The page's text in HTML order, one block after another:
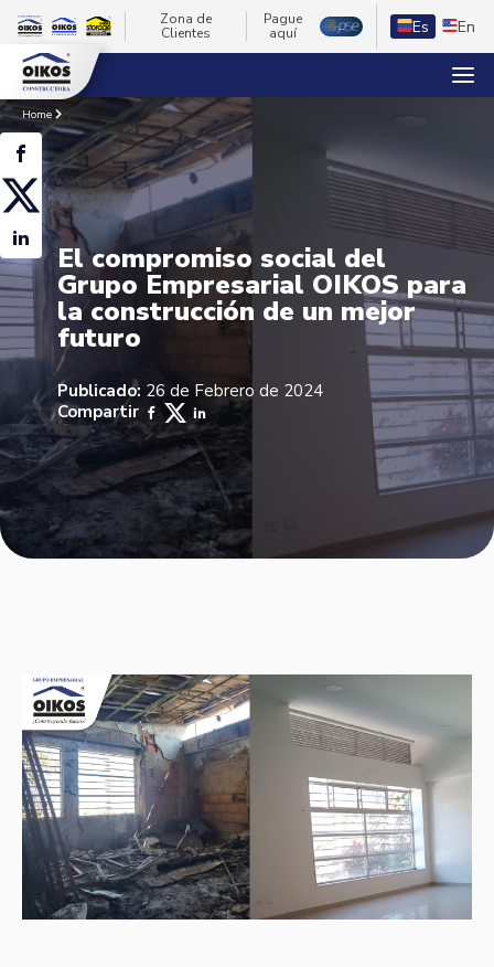
Zona de
Clientes
Pague
aquí
Es En
Home
El compromiso social del
Grupo Empresarial OIKOS para
la construcción de un mejor
futuro
Publicado: 26 de Febrero de 2024
Compartir